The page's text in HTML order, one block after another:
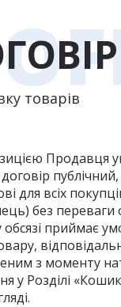
товарів
Продавця
публічний,
всіх
без
приймає
з моменту
у Розділі